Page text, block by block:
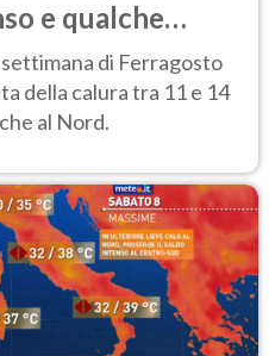
e qualche
di Ferragosto
della calura tra 11 e 14
al Nord.